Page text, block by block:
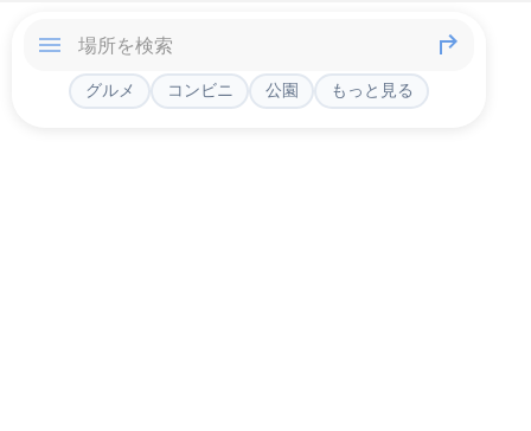
グルメ コンビニ 公園 もっと見る